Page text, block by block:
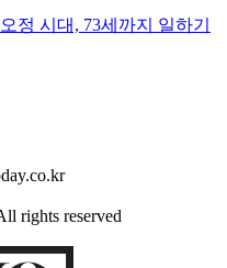
정 시대, 73세까지 일하기
rights reserved